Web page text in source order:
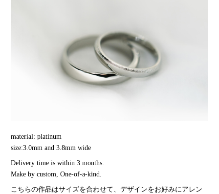
material: platinum
size:3.0mm and 3.8mm wide
Delivery time is within 3 months.
Make by custom, One-of-a-kind.
こちらの作品はサイズを合わせて、デザインをお好みにアレン